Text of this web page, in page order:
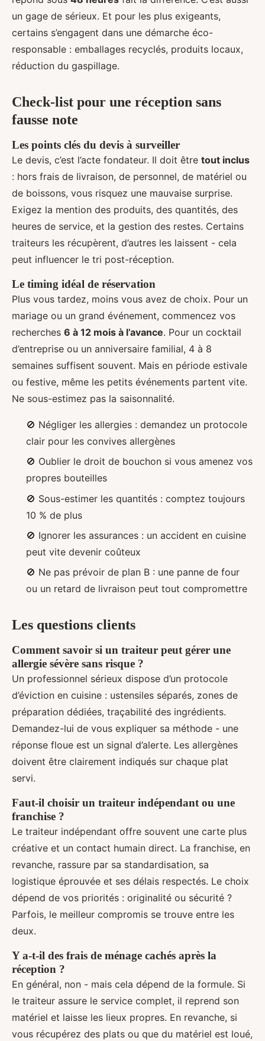
un gage de sérieux. Et pour les plus exigeants,
certains s’engagent dans une démarche éco-
responsable : emballages recyclés, produits locaux,
réduction du gaspillage.
Check-list pour une réception sans
fausse note
Les points clés du devis à surveiller
Le devis, c’est l’acte fondateur. Il doit être tout inclus
: hors frais de livraison, de personnel, de matériel ou
de boissons, vous risquez une mauvaise surprise.
Exigez la mention des produits, des quantités, des
heures de service, et la gestion des restes. Certains
traiteurs les récupèrent, d’autres les laissent - cela
peut influencer le tri post-réception.
Le timing idéal de réservation
Plus vous tardez, moins vous avez de choix. Pour un
mariage ou un grand événement, commencez vos
recherches 6 à 12 mois à l’avance. Pour un cocktail
d’entreprise ou un anniversaire familial, 4 à 8
semaines suffisent souvent. Mais en période estivale
ou festive, même les petits événements partent vite.
Ne sous-estimez pas la saisonnalité.
🚫 Négliger les allergies : demandez un protocole
clair pour les convives allergènes
🚫 Oublier le droit de bouchon si vous amenez vos
propres bouteilles
🚫 Sous-estimer les quantités : comptez toujours
10 % de plus
🚫 Ignorer les assurances : un accident en cuisine
peut vite devenir coûteux
🚫 Ne pas prévoir de plan B : une panne de four
ou un retard de livraison peut tout compromettre
Les questions clients
Comment savoir si un traiteur peut gérer une
allergie sévère sans risque ?
Un professionnel sérieux dispose d’un protocole
d’éviction en cuisine : ustensiles séparés, zones de
préparation dédiées, traçabilité des ingrédients.
Demandez-lui de vous expliquer sa méthode - une
réponse floue est un signal d’alerte. Les allergènes
doivent être clairement indiqués sur chaque plat
servi.
Faut-il choisir un traiteur indépendant ou une
franchise ?
Le traiteur indépendant offre souvent une carte plus
créative et un contact humain direct. La franchise, en
revanche, rassure par sa standardisation, sa
logistique éprouvée et ses délais respectés. Le choix
dépend de vos priorités : originalité ou sécurité ?
Parfois, le meilleur compromis se trouve entre les
deux.
Y a-t-il des frais de ménage cachés après la
réception ?
En général, non - mais cela dépend de la formule. Si
le traiteur assure le service complet, il reprend son
matériel et laisse les lieux propres. En revanche, si
vous récupérez des plats ou que du matériel est loué,